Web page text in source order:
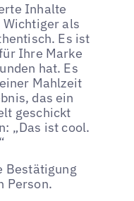
Inhalte
als
Es ist
Ihre Marke
hat. Es
Mahlzeit
das ein
geschickt
„Das ist cool.
Bestätigung
Person.